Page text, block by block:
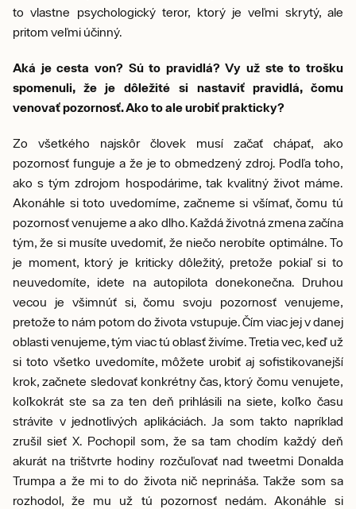
to vlastne psychologický teror, ktorý je veľmi skrytý, ale
pritom veľmi účinný.
Aká je cesta von? Sú to pravidlá? Vy už ste to trošku
spomenuli, že je dôležité si nastaviť pravidlá, čomu
venovať pozornosť. Ako to ale urobiť prakticky?
Zo všetkého najskôr človek musí začať chápať, ako
pozornosť funguje a že je to obmedzený zdroj. Podľa toho,
ako s tým zdrojom hospodárime, tak kvalitný život máme.
Akonáhle si toto uvedomíme, začneme si všímať, čomu tú
pozornosť venujeme a ako dlho. Každá životná zmena začína
tým, že si musíte uvedomiť, že niečo nerobíte optimálne. To
je moment, ktorý je kriticky dôležitý, pretože pokiaľ si to
neuvedomíte, idete na autopilota donekonečna. Druhou
vecou je všimnúť si, čomu svoju pozornosť venujeme,
pretože to nám potom do života vstupuje. Čím viac jej v danej
oblasti venujeme, tým viac tú oblasť živíme. Tretia vec, keď už
si toto všetko uvedomíte, môžete urobiť aj sofistikovanejší
krok, začnete sledovať konkrétny čas, ktorý čomu venujete,
koľkokrát ste sa za ten deň prihlásili na siete, koľko času
strávite v jednotlivých aplikáciách. Ja som takto napríklad
zrušil sieť X. Pochopil som, že sa tam chodím každý deň
akurát na trištvrte hodiny rozčuľovať nad tweetmi Donalda
Trumpa a že mi to do života nič neprináša. Takže som sa
rozhodol, že mu už tú pozornosť nedám. Akonáhle si